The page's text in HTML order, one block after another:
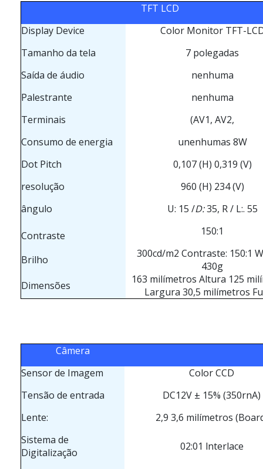
TFT LCD
Display Device
Color Monitor TFT-
Tamanho da tela
7 polegadas
Saída de áudio
nenhuma
Palestrante
nenhuma
Terminais
(AV1, AV2,
Consumo de energia
unenhumas 8W
Dot Pitch
0,107 (H) 0,319 (V)
resolução
960 (H) 234 (V)
ângulo
U: 15 /D:35, R / L:. 55
Contraste 150:1
Brilho
300cd/m2 Contraste: 150:1
430g
Dimensões
163 milímetros Altura 125
Largura 30,5 milímetros
Câmera
Sensor de Imagem
Color CCD
Tensão de entrada
DC12V ± 15% (350rnA)
Lente:
2,9 3,6 milímetros
Sistema de
Digitalização
02:01 lnterlace